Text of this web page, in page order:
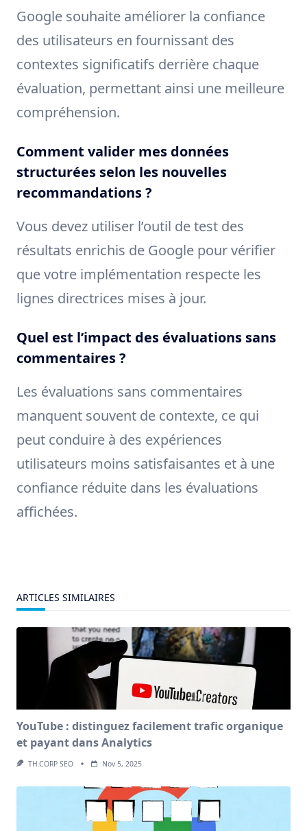
Google souhaite améliorer la confiance
des utilisateurs en fournissant des
contextes significatifs derrière chaque
évaluation, permettant ainsi une meilleure
compréhension.
Comment valider mes données
structurées selon les nouvelles
recommandations ?
Vous devez utiliser l’outil de test des
résultats enrichis de Google pour vérifier
que votre implémentation respecte les
lignes directrices mises à jour.
Quel est l’impact des évaluations sans
commentaires ?
Les évaluations sans commentaires
manquent souvent de contexte, ce qui
peut conduire à des expériences
utilisateurs moins satisfaisantes et à une
confiance réduite dans les évaluations
affichées.
ARTICLES SIMILAIRES
YouTube : distinguez facilement trafic organique
et payant dans Analytics
TH.CORP SEO Nov 5, 2025